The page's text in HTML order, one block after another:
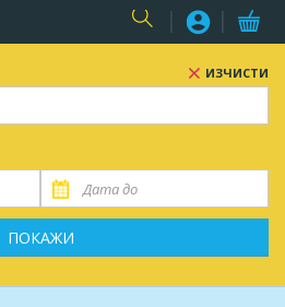
USERИЗЧИСТИ
ПОКАЖИ